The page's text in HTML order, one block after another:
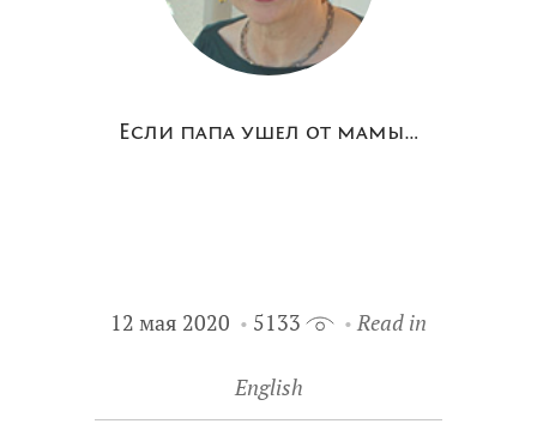
Если папа ушел от мамы…
12 мая 2020 5133 Read in
English